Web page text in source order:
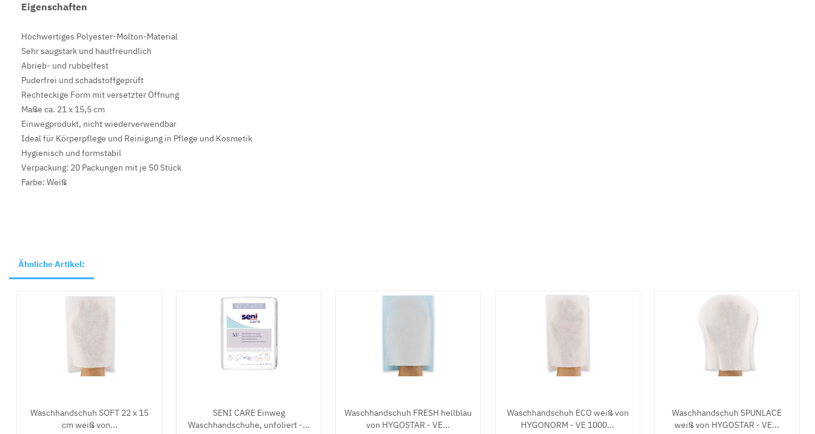
Eigenschaften
Hochwertiges Polyester-Molton-Material
Sehr saugstark und hautfreundlich
Abrieb- und rubbelfest
Puderfrei und schadstoffgeprüft
Rechteckige Form mit versetzter Öffnung
Maße ca. 21 x 15,5 cm
Einwegprodukt, nicht wiederverwendbar
Ideal für Körperpflege und Reinigung in Pflege und Kosmetik
Hygienisch und formstabil
Verpackung: 20 Packungen mit je 50 Stück
Farbe: Weiß
Ähnliche Artikel:
Waschhandschuh SOFT 22 x 15
cm weiß von...
SENI CARE Einweg
Waschhandschuhe, unfoliert -...
Waschhandschuh FRESH hellblau
von HYGOSTAR - VE...
Waschhandschuh ECO weiß von
HYGONORM - VE 1000...
Waschhandschuh SPUNLACE
weiß von HYGOSTAR - VE...